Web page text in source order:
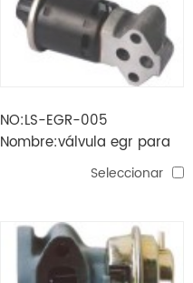
NO:LS-EGR-005
Nombre:válvula egr para
Seleccionar